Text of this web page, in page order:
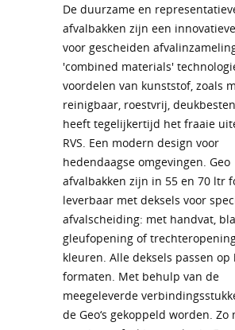
De duurzame en
afvalbakken zijn een
voor gescheiden
'combined materials'
voordelen van kunststof, zoals
reinigbaar, roestvrij,
heeft tegelijkertijd het fraaie
RVS. Een modern design voor
hedendaagse omgevingen. Geo
afvalbakken zijn in 55 en 70 ltr
leverbaar met deksels voor
afvalscheiding: met handvat,
gleufopening of
kleuren. Alle deksels passen op
formaten. Met behulp van de
meegeleverde
de Geo‘s gekoppeld worden. Zo